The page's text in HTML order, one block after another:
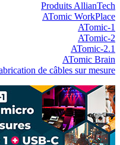
Produits AllianTech
ATomic WorkPlace
ATomic-1
ATomic-2
ATomic-2.1
ATomic Brain
de câbles sur mesure